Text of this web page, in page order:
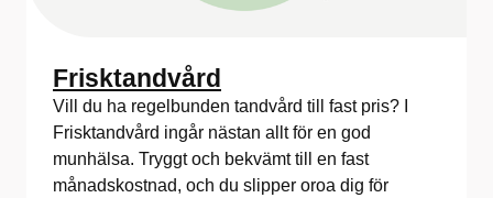
Frisktandvård
Vill du ha regelbunden tandvård till fast pris? I
Frisktandvård ingår nästan allt för en god
munhälsa. Tryggt och bekvämt till en fast
månadskostnad, och du slipper oroa dig för